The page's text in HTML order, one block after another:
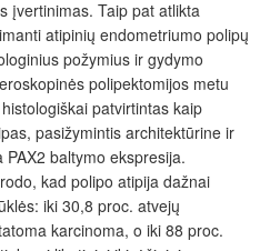
įvertinimas. Taip pat atlikta
atipinių endometriumo polipų
požymius ir gydymo
polipektomijos metu
patvirtintas kaip
pasižymintis architektūrine ir
baltymo ekspresija.
kad polipo atipija dažnai
iki 30,8 proc. atvejų
karcinoma, o iki 88 proc.